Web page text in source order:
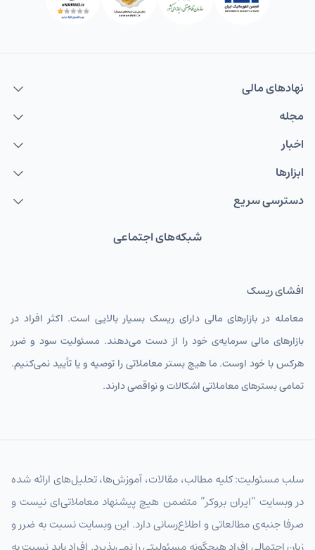
نهاد‌های مالی
مجله
اخبار
ابزارها
دسترسی سریع
شبکه‌های اجتماعی
افشای ریسک
معامله در بازارهای مالی دارای ریسک بسیار بالایی است. اکثر افراد در
بازارهای مالی سرمایه‌ی خود را از دست می‌دهند. مسئولیت سود و ضرر
هرکس با خود اوست. ما هیچ بستر معاملاتی را توصیه و یا تأیید نمی‌کنیم.
تمامی بسترهای معاملاتی اشکالات و نواقصی دارند.
سلب مسئولیت: کلیه مطالب، مقالات، آموزش‌ها، تحلیل‌های ارائه شده
در وبسایت “ایران بروکر” متضمن هیچ پیشنهاد معاملاتی‌ای نیست و
صرفا جنبه‌ی مطالعاتی و اطلاع‌رسانی دارد. این وبسایت نسبت به ضرر و